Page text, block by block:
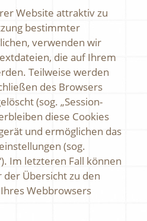
Website attraktiv zu
bestimmter
verwenden wir
die auf Ihrem
Teilweise werden
des Browsers
(sog. „Session-
diese Cookies
und ermöglichen das
(sog.
Im letzteren Fall können
der Übersicht zu den
Webbrowsers